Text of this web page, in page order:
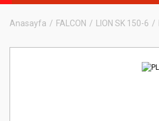
Anasayfa FALCON LION SK 150-6